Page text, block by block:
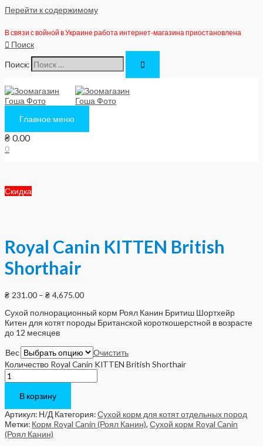
Перейти к содержимому
В связи с войной в Украине работа интернет-магазина приостановлена
Поиск
Поиск:
Главное меню
₴ 0.00
0
Скидка
Royal Canin KITTEN British
Shorthair
₴ 231.00 – ₴ 4,675.00
Сухой полнорационный корм Роял Канин Бритиш Шортхейр
Китен для котят породы Британской короткошерстной в возрасте
до 12 месяцев
Вес
Очистить
Количество Royal Canin KITTEN British Shorthair
В корзину
Артикул: Н/Д Категория:Сухой корм для котят отдельных пород
Метки: Корм Royal Canin (Роял Канин), Сухой корм Royal Canin
(Роял Канин)